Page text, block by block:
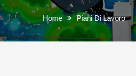
Home Piani Di Lavoro